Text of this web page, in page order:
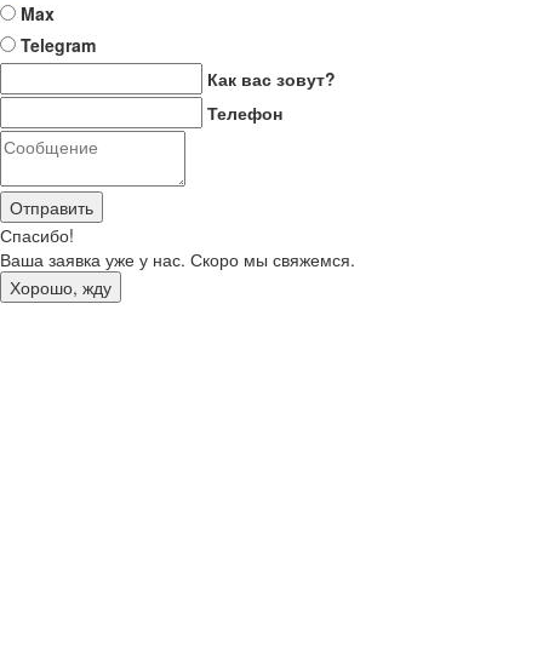
Max
Telegram
Как вас зовут?
Телефон
Отправить
Спасибо!
Ваша заявка уже у нас. Скоро мы свяжемся.
Хорошо, жду